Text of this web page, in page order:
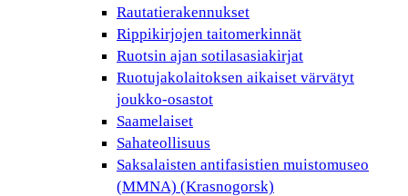
Rautatierakennukset
Rippikirjojen taitomerkinnät
Ruotsin ajan sotilasasiakirjat
Ruotujakolaitoksen aikaiset värvätyt
joukko-osastot
Saamelaiset
Sahateollisuus
Saksalaisten antifasistien muistomuseo
(MMNA) (Krasnogorsk)